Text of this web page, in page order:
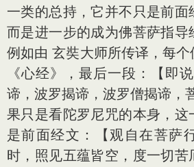
一类的总持，它并不只是前面
而是进一步的成为佛菩萨指导
例如由 玄奘大师所传译，每
《心经》，最后一段：【即
谛，波罗揭谛，波罗僧揭谛，
果只是看陀罗尼咒的本身，这
是前面经文：【观自在菩萨
时，照见五蕴皆空，度一切苦